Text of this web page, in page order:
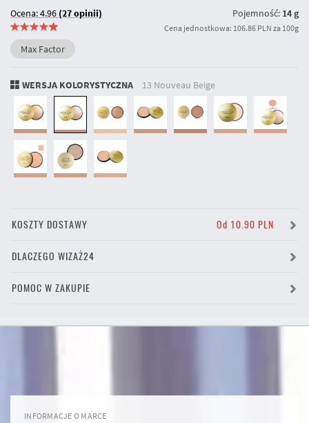
Ocena: 4.96 (27 opinii) Pojemność: 14 g
Cena jednostkowa: 106.86 PLN za 100g
Max Factor
WERSJA KOLORYSTYCZNA 13 Nouveau Beige
KOSZTY DOSTAWY Od 10.90 PLN
DLACZEGO WIZAŻ24
POMOC W ZAKUPIE
INFORMACJE O MARCE